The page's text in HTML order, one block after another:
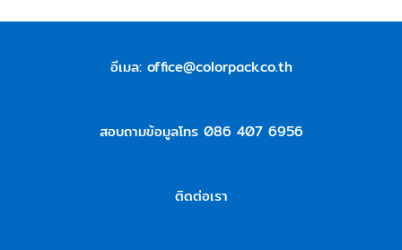
อีเมล: office@colorpack.co.th
สอบถามข้อมูลโทร 086 407 6956
ติดต่อเรา